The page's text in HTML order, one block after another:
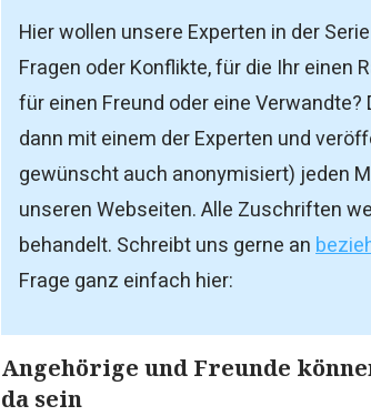
Hier wollen unsere Experten in der
Fragen oder Konflikte, für die Ihr einen
für einen Freund oder eine
dann mit einem der Experten und
gewünscht auch anonymisiert) jeden
unseren Webseiten. Alle Zuschriften
behandelt. Schreibt uns gerne an
Frage ganz einfach hier:
Angehörige und Freunde
da sein